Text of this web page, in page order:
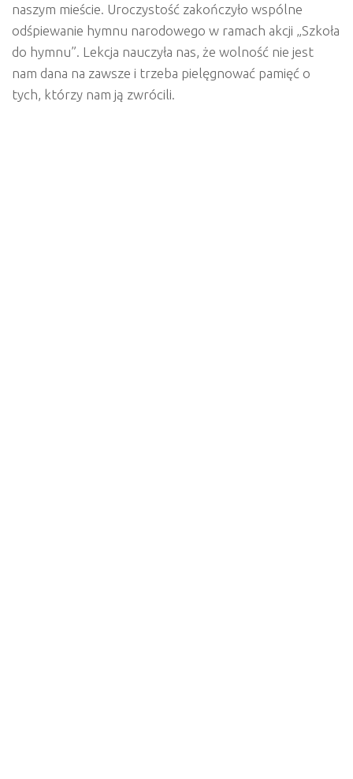
naszym mieście. Uroczystość zakończyło wspólne
odśpiewanie hymnu narodowego w ramach akcji „Szkoła
do hymnu”. Lekcja nauczyła nas, że wolność nie jest
nam dana na zawsze i trzeba pielęgnować pamięć o
tych, którzy nam ją zwrócili.